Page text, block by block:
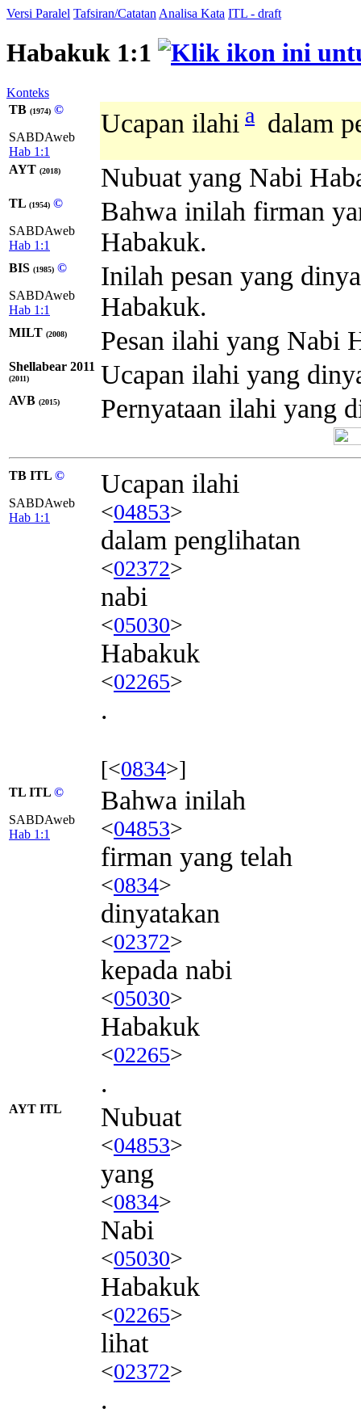
Versi Paralel Tafsiran/Catatan Analisa Kata ITL - draft
Habakuk 1:1
Konteks
TB (1974) ©
SABDAweb
Hab 1:1
Ucapan ilahi a dalam
AYT (2018) Nubuat yang Nabi
TL (1954) ©
SABDAweb
Hab 1:1
Bahwa inilah firman
Habakuk.
BIS (1985) ©
SABDAweb
Hab 1:1
Inilah pesan yang
Habakuk.
MILT (2008) Pesan ilahi yang Nabi
Shellabear 2011
(2011) Ucapan ilahi yang
AVB (2015) Pernyataan ilahi yang
TB ITL ©
SABDAweb
Hab 1:1
Ucapan ilahi
<04853>
dalam penglihatan
<02372>
nabi
<05030>
Habakuk
<02265>
.
[<0834>]
TL ITL ©
SABDAweb
Hab 1:1
Bahwa inilah
<04853>
firman yang telah
<0834>
dinyatakan
<02372>
kepada nabi
<05030>
Habakuk
<02265>
.
AYT ITL Nubuat
<04853>
yang
<0834>
Nabi
<05030>
Habakuk
<02265>
lihat
<02372>
.